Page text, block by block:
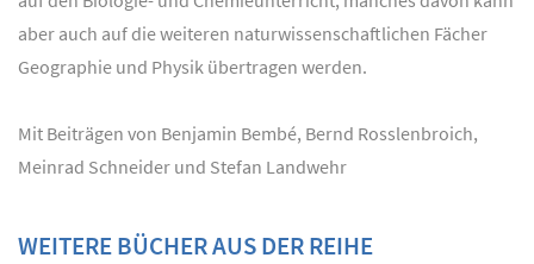
aber auch auf die weiteren naturwissenschaftlichen Fächer
Geographie und Physik übertragen werden.
Mit Beiträgen von Benjamin Bembé, Bernd Rosslenbroich,
Meinrad Schneider und Stefan Landwehr
WEITERE BÜCHER AUS DER REIHE